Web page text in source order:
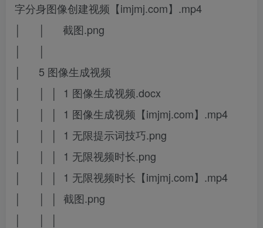
字分身图像创建视频【imjmj.com】.mp4
│ │ 截图.png
│ │
│ 5 图像生成视频
│ │ │ 1 图像生成视频.docx
│ │ │ 1 图像生成视频【imjmj.com】.mp4
│ │ │ 1 无限提示词技巧.png
│ │ │ 1 无限视频时长.png
│ │ │ 1 无限视频时长【imjmj.com】.mp4
│ │ │ 截图.png
│ │ │